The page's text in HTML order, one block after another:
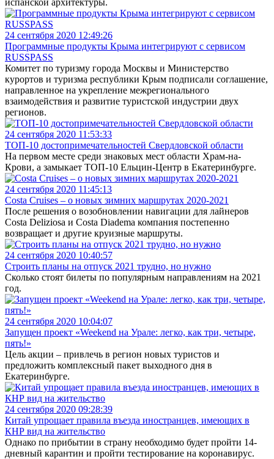
24 сентября 2020 12:49:26
Программные продукты Крыма интегрируют с сервисом
RUSSPASS
Комитет по туризму города Москвы и Министерство
курортов и туризма республики Крым подписали соглашение,
направленное на укрепление межрегионального
взаимодействия и развитие туристской индустрии двух
регионов.
24 сентября 2020 11:53:33
ТОП-10 достопримечательностей Свердловской области
На первом месте среди знаковых мест области Храм-на-
Крови, а замыкает ТОП-10 Ельцин-Центр в Екатеринбурге.
24 сентября 2020 11:45:13
Costa Cruises – о новых зимних маршрутах 2020-2021
После решения о возобновлении навигации для лайнеров
Costa Deliziosa и Costa Diadema компания постепенно
возвращает и другие круизные маршруты.
24 сентября 2020 10:40:57
Строить планы на отпуск 2021 трудно, но нужно
Сколько стоят билеты по популярным направлениям на 2021
год.
24 сентября 2020 10:04:07
Запущен проект «Weekend на Урале: легко, как три, четыре,
пять!»
Цель акции – привлечь в регион новых туристов и
предложить комплексный пакет выходного дня в
Екатеринбурге.
24 сентября 2020 09:28:39
Китай упрощает правила въезда иностранцев, имеющих в
КНР вид на жительство
Однако по прибытии в страну необходимо будет пройти 14-
дневный карантин и пройти тестирование на коронавирус.